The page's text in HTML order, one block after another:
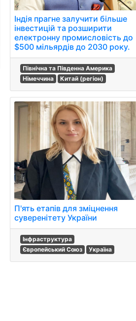
Індія прагне залучити більше
інвестицій та розширити
електронну промисловість до
$500 мільярдів до 2030 року.
Північна та Південна Америка
Німеччина
Китай (регіон)
П'ять етапів для зміцнення
суверенітету України
Інфраструктура
Європейський Союз
Україна